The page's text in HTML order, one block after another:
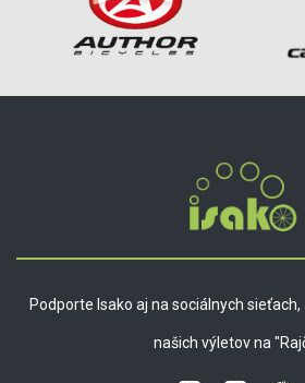
Podporte Isako aj na sociálnych
našich výletov na